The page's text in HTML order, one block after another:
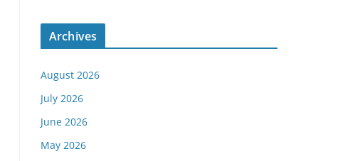
Archives
August 2026
July 2026
June 2026
May 2026